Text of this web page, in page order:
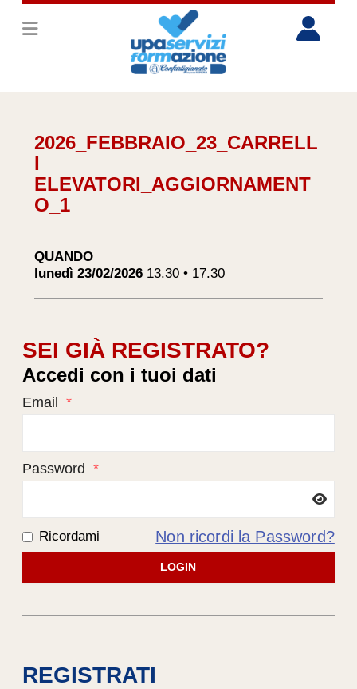
2026_FEBBRAIO_23_CARRELL
I
ELEVATORI_AGGIORNAMENT
O_1
QUANDO
lunedì 23/02/2026 13.30 • 17.30
SEI GIÀ REGISTRATO?
Accedi con i tuoi dati
Email *
Password *
Ricordami Non ricordi la Password?
LOGIN
REGISTRATI